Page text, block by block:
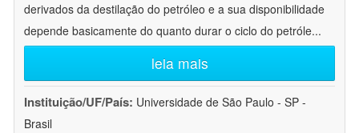
derivados da destilação do petróleo e a sua disponibilidade
depende basicamente do quanto durar o ciclo do petróle...
leia mais
Instituição/UF/País: Universidade de São Paulo - SP -
Brasil